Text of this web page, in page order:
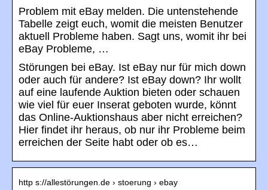
Problem mit eBay melden. Die untenstehende
Tabelle zeigt euch, womit die meisten Benutzer
aktuell Probleme haben. Sagt uns, womit ihr bei
eBay Probleme, …
Störungen bei eBay. Ist eBay nur für mich down
oder auch für andere? Ist eBay down? Ihr wollt
auf eine laufende Auktion bieten oder schauen
wie viel für euer Inserat geboten wurde, könnt
das Online-Auktionshaus aber nicht erreichen?
Hier findet ihr heraus, ob nur ihr Probleme beim
erreichen der Seite habt oder ob es…
http s://allestörungen.de › stoerung › ebay